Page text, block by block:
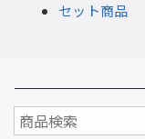
セット商品